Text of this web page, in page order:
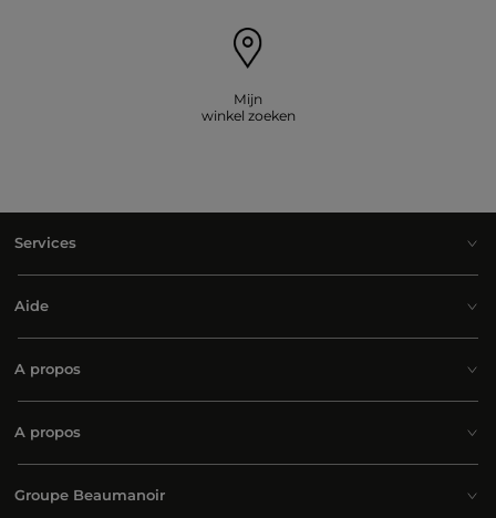
Mijn
winkel zoeken
Services
Aide
A propos
A propos
Groupe Beaumanoir